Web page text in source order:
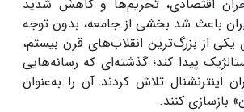
اقتصادی، تحریم‌ها و کاهش شدید
باعث شد بخشی از جامعه، بدون توجه
از بزرگ‌ترین انقلاب‌های قرن بیستم،
پیدا کند؛ گذشته‌ای که رسانه‌هایی
اینترنشنال تلاش کردند آن را به‌عنوان
بازسازی کنند.